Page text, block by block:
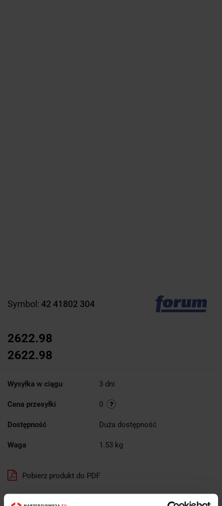
Symbol: 42 41802 304
2622.98
2622.98
Wysyłka w ciągu 3 dni
Cena przesyłki 0
Dostępność Duża dostępność
Waga 1.53 kg
Pobierz produkt do PDF